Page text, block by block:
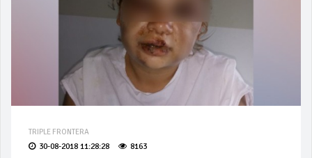
TRIPLE FRONTERA
30-08-2018 11:28:28 8163